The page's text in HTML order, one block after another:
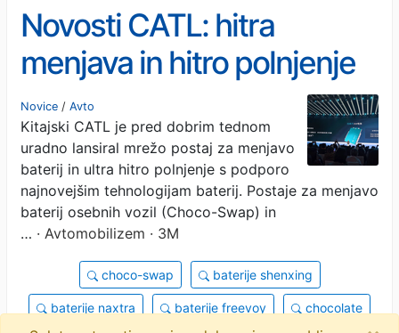
Novosti CATL: hitra
menjava in hitro polnjenje
baterij na isti postaji
Novice / Avto
Kitajski CATL je pred dobrim tednom
uradno lansiral mrežo postaj za menjavo
baterij in ultra hitro polnjenje s podporo
najnovejšim tehnologijam baterij. Postaje za menjavo
baterij osebnih vozil (Choco-Swap) in
… · Avtomobilizem · 3M
choco-swap baterije shenxing
baterije naxtra baterije freevoy chocolate